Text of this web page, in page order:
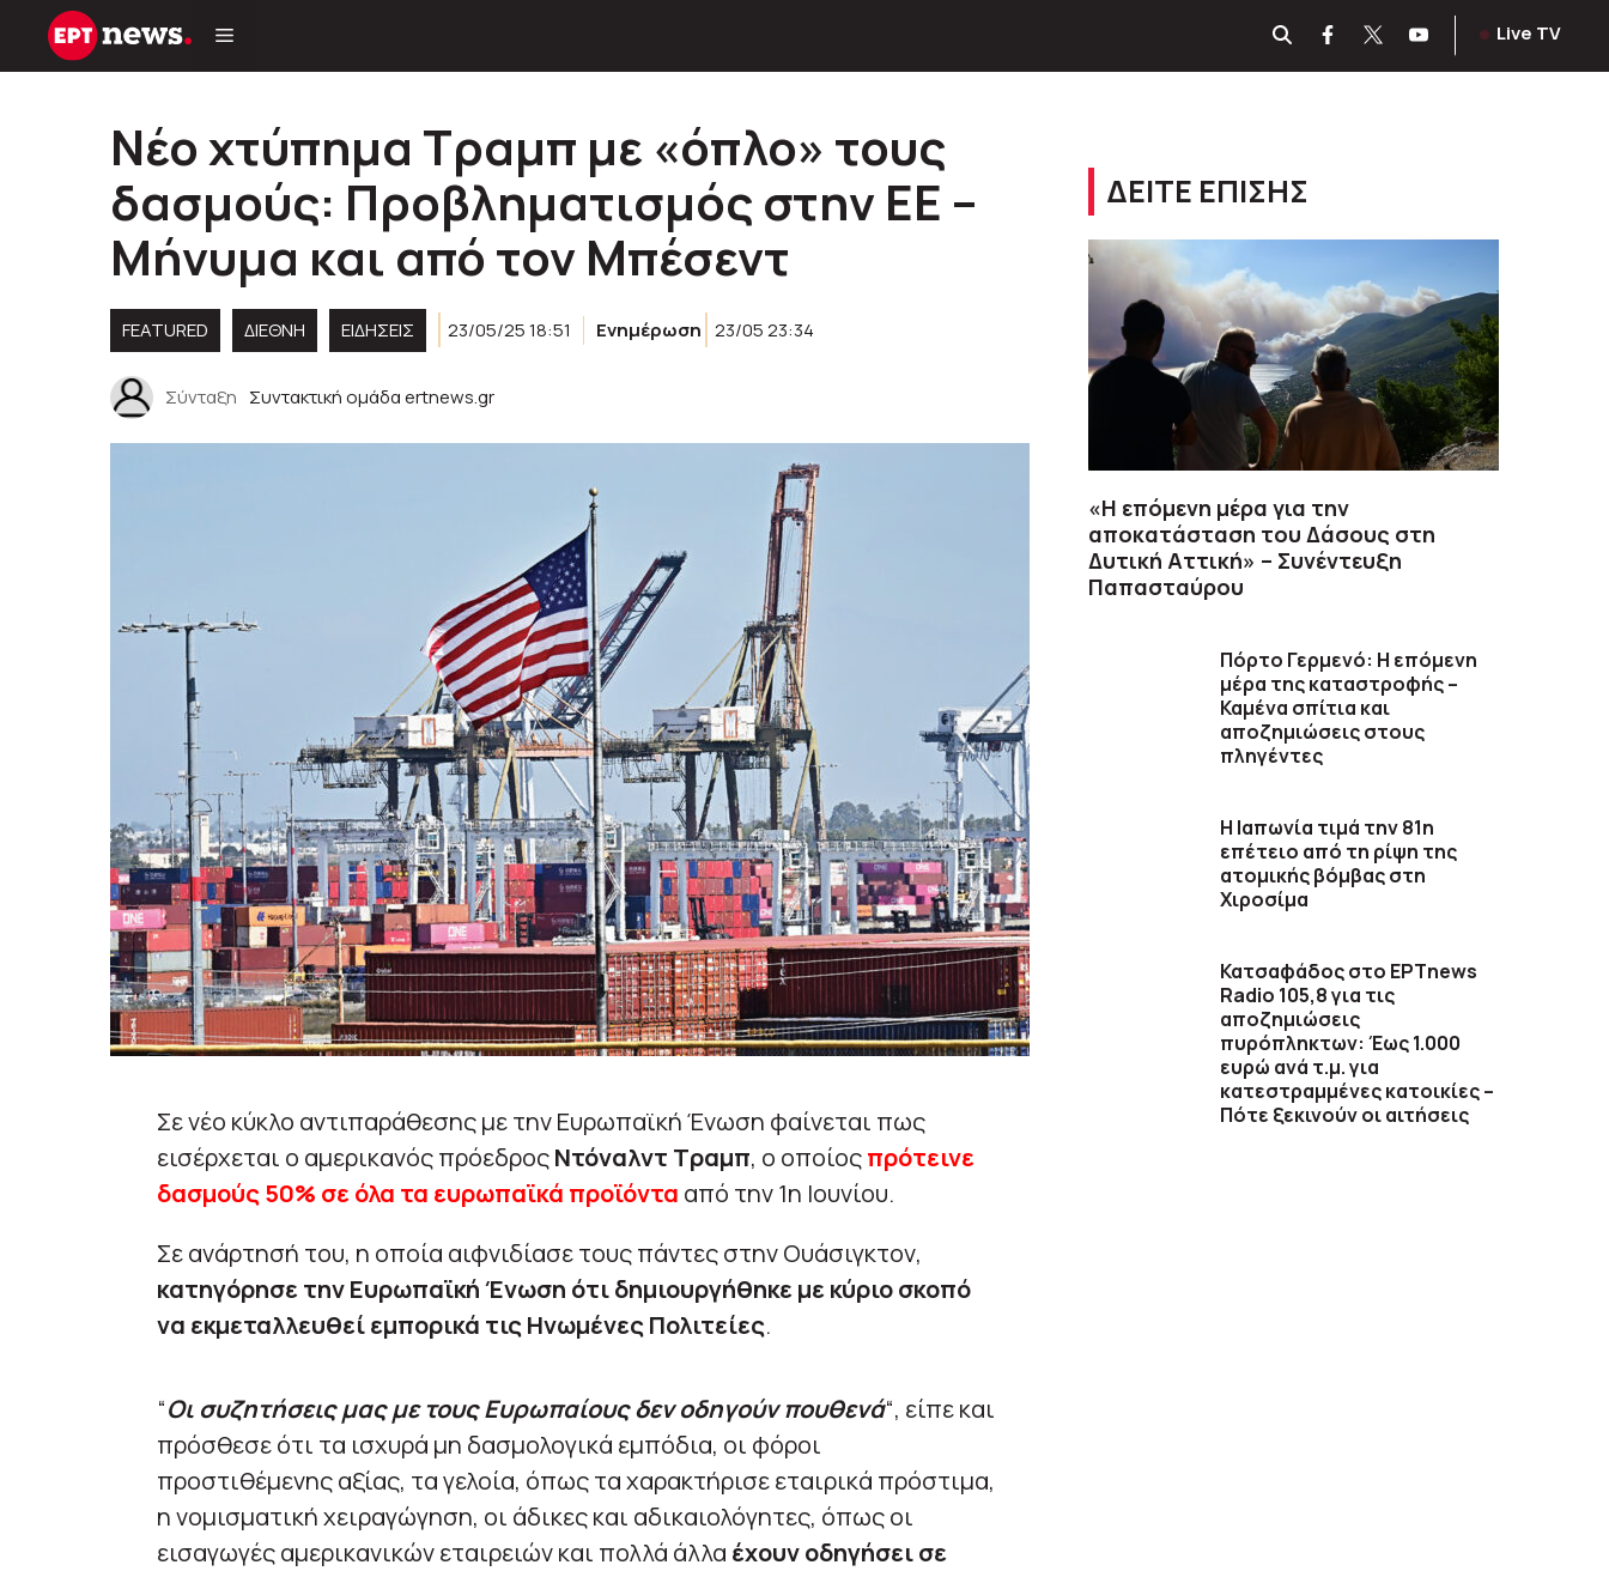
Μετάβαση
Live TV
Νέο χτύπημα Τραμπ με «όπλο» τους
δασμούς: Προβληματισμός στην ΕΕ –
Μήνυμα και από τον Μπέσεντ
FEATURED ΔΙΕΘΝΗ ΕΙΔΗΣΕΙΣ 23/05/25 18:51 Ενημέρωση 23/05 23:34
Σύνταξη Συντακτική ομάδα ertnews.gr
Σε νέο κύκλο αντιπαράθεσης με την Ευρωπαϊκή Ένωση φαίνεται πως
εισέρχεται ο αμερικανός πρόεδροςΝτόναλντ Τραμπ, ο οποίοςπρότεινε
δασμούς 50% σε όλα τα ευρωπαϊκά προϊόντα από την 1η Ιουνίου.
Σε ανάρτησή του, η οποία αιφνιδίασε τους πάντες στην Ουάσιγκτον,
κατηγόρησε την Ευρωπαϊκή Ένωση ότι δημιουργήθηκε με κύριο σκοπό
να εκμεταλλευθεί εμπορικά τις Ηνωμένες Πολιτείες.
“Οι συζητήσεις μας με τους Ευρωπαίους δεν οδηγούν πουθενά“, είπε και
πρόσθεσε ότι τα ισχυρά μη δασμολογικά εμπόδια, οι φόροι
προστιθέμενης αξίας, τα γελοία, όπως τα χαρακτήρισε εταιρικά πρόστιμα,
η νομισματική χειραγώγηση, οι άδικες και αδικαιολόγητες, όπως οι
εισαγωγές αμερικανικών εταιρειών και πολλά άλλα έχουν οδηγήσει σε
ΔΕΙΤΕ ΕΠΙΣΗΣ
«Η επόμενη μέρα για την
αποκατάσταση του Δάσους στη
Δυτική Αττική» – Συνέντευξη
Παπασταύρου
Πόρτο Γερμενό: Η επόμενη
μέρα της καταστροφής –
Καμένα σπίτια και
αποζημιώσεις στους
πληγέντες
Η Ιαπωνία τιμά την 81η
επέτειο από τη ρίψη της
ατομικής βόμβας στη
Χιροσίμα
Κατσαφάδος στο ΕΡΤnews
Radio 105,8 για τις
αποζημιώσεις
πυρόπληκτων: Έως 1.000
ευρώ ανά τ.μ. για
κατεστραμμένες κατοικίες –
Πότε ξεκινούν οι αιτήσεις